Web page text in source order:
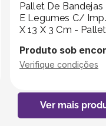
Pallet De Bandejas
E Legumes C/
X 13 X 3 Cm -
Produto sob
Verifique condições